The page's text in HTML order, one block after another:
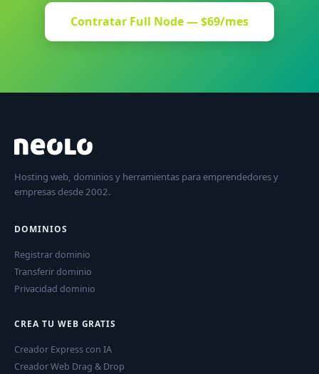
Contratar Full Node — $69/mes
Hosting web, dominios y herramientas para emprendedores y
empresas desde 2002.
DOMINIOS
Registrar dominio
Transferir dominio
Privacidad dominio
CREA TU WEB GRATIS
Creador Express con IA
Creador Web Drag & Drop